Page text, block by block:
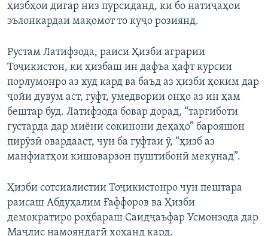
ҳизбҳои дигар низ пурсиданд, ки бо натиҷаҳои
эълонкардаи мақомот то куҷо розиянд.
Рустам Латифзода, раиси Ҳизби аграрии
Тоҷикистон, ки ҳизбаш ин дафъа ҳафт курсии
порлумонро аз худ кард ва баъд аз ҳизби ҳоким дар
ҷойи дувум аст, гуфт, умедвории онҳо аз ин ҳам
бештар буд. Латифзода бовар дорад, “тарғиботи
густарда дар миёни сокинони деҳаҳо” барояшон
пирӯзӣ овардааст, чун ба гуфтаи ӯ, “ҳизб аз
манфиатҳои кишоварзон пуштибонӣ мекунад”.
Ҳизби сотсиалистии Тоҷикистонро чун пештара
раисаш Абдуҳалим Ғаффоров ва Ҳизби
демократиро роҳбараш Саидҷаъфар Усмонзода дар
Маҷлис намояндагӣ хоҳанд кард.